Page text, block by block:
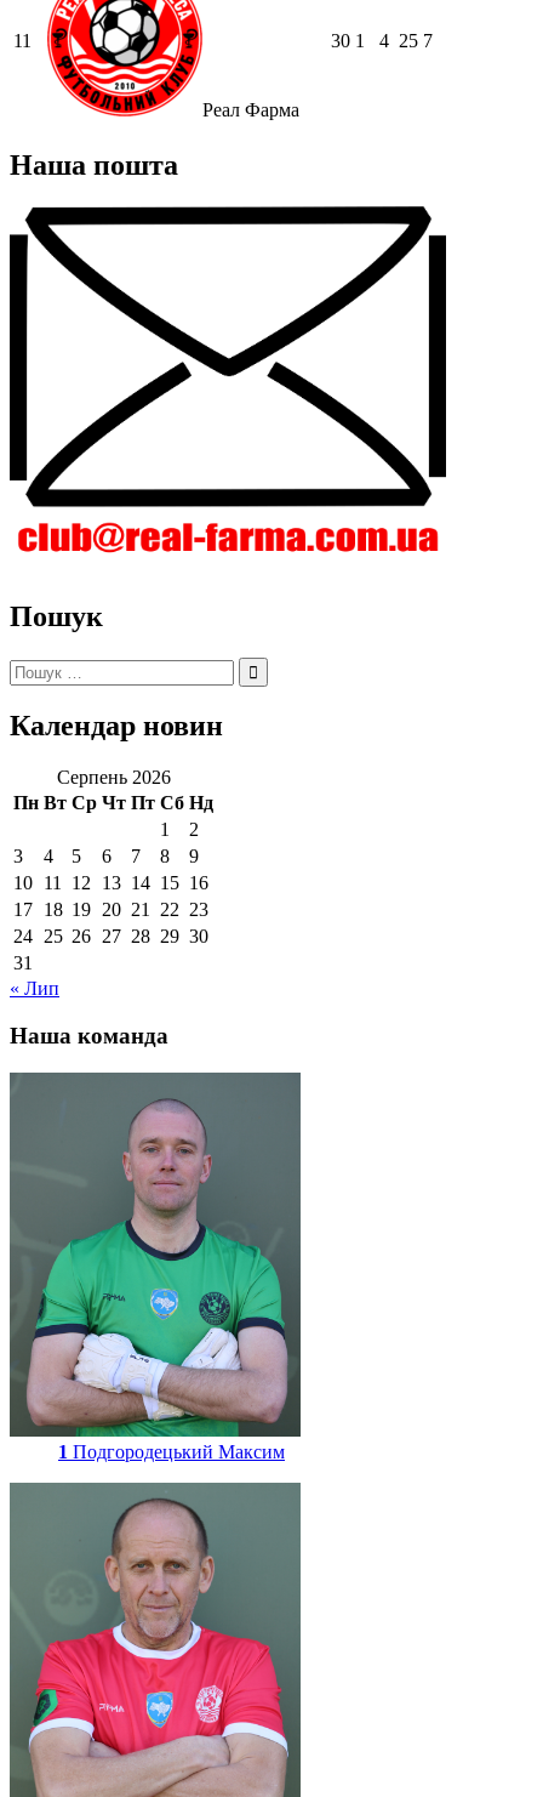
11
Реал Фарма
30 1 4 25 7
Наша пошта
Пошук
Пошук:
Календар новин
Серпень 2026
Пн Вт Ср Чт Пт Сб Нд
1
2
3
4 5 6 7 8
9
10 11 12 13 14 15 16
17 18 19 20 21 22 23
24 25 26 27 28 29 30
31
« Лип
Наша команда
1 Подгородецький Максим